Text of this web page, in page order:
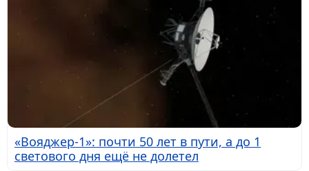
«Вояджер-1»: почти 50 лет в пути, а до 1
светового дня ещё не долетел